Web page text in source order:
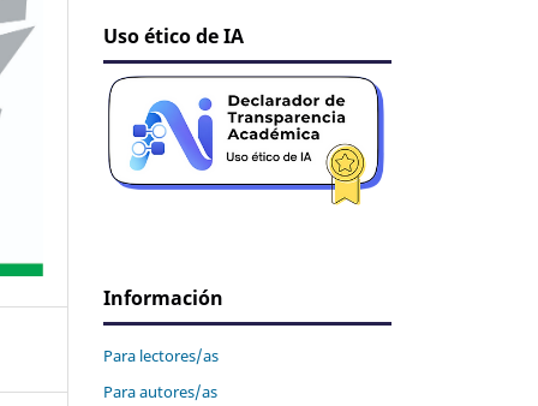
Uso ético de IA
Información
Para lectores/as
Para autores/as